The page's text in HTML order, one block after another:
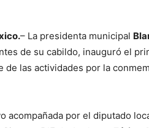
– La presidenta municipal
de su cabildo, inauguró el
de las actividades por la
acompañada por el diputado